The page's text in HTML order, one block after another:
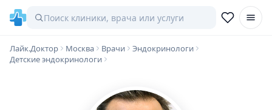
Лайк.Доктор Москва Врачи
Эндокринологи
Детские эндокринологи